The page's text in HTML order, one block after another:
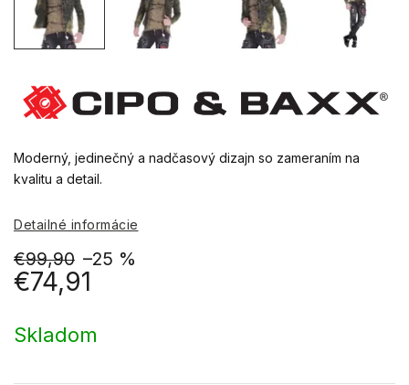
€99,90 –25 %
€74,91
cena:
Skladom
Moderný, jedinečný a nadčasový dizajn so zameraním na
kvalitu a detail.
Detailné informácie